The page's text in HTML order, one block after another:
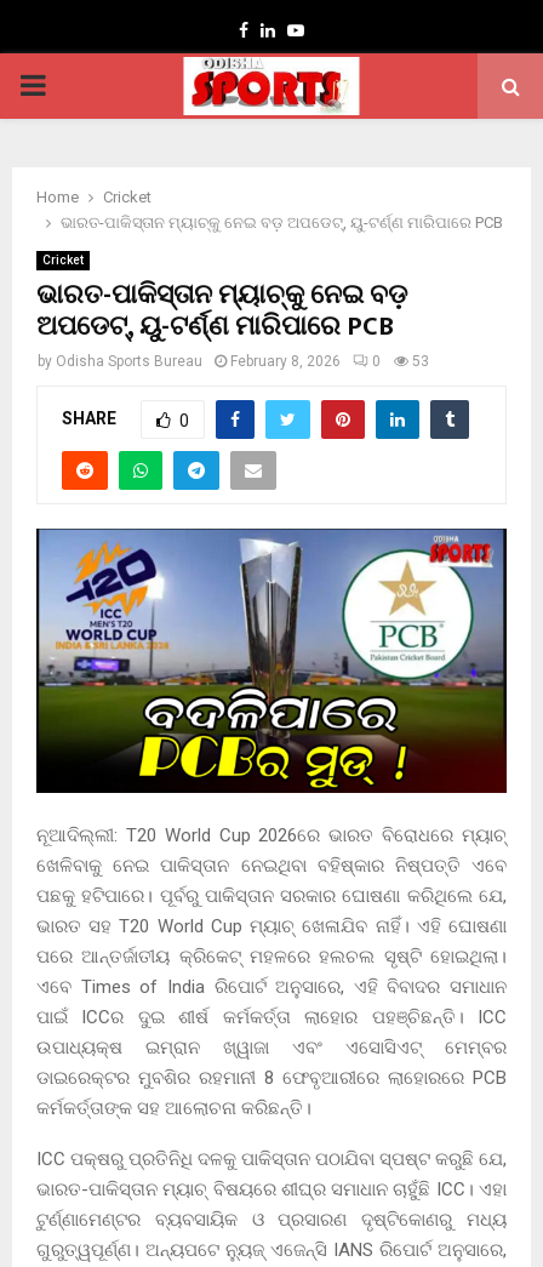
Facebook
LinkedinYoutube
PRIMARY
Home
Cricket
ଭାରତ-ପାକିସ୍ତାନ ମ୍ୟାଚ୍‌କୁ ନେଇ ବଡ଼ ଅପଡେଟ୍, ୟୁ-ଟର୍ଣ୍ଣ ମାରିପାରେ PCB
Cricket
ଭାରତ-ପାକିସ୍ତାନ ମ୍ୟାଚ୍‌କୁ ନେଇ ବଡ଼
ଅପଡେଟ୍, ୟୁ-ଟର୍ଣ୍ଣ ମାରିପାରେ PCB
by Odisha Sports Bureau February 8, 2026 0 53
SHARE 0
ନୂଆଦିଲ୍ଲୀ: T20 World Cup 2026ରେ ଭାରତ ବିରୋଧରେ ମ୍ୟାଚ୍
ଖେଳିବାକୁ ନେଇ ପାକିସ୍ତାନ ନେଇଥିବା ବହିଷ୍କାର ନିଷ୍ପତ୍ତି ଏବେ
ପଛକୁ ହଟିପାରେ। ପୂର୍ବରୁ ପାକିସ୍ତାନ ସରକାର ଘୋଷଣା କରିଥିଲେ ଯେ,
ଭାରତ ସହ T20 World Cup ମ୍ୟାଚ୍ ଖେଳାଯିବ ନାହିଁ। ଏହି ଘୋଷଣା
ପରେ ଆନ୍ତର୍ଜାତୀୟ କ୍ରିକେଟ୍ ମହଳରେ ହଲଚଲ ସୃଷ୍ଟି ହୋଇଥିଲା।
ଏବେ Times of India ରିପୋର୍ଟ ଅନୁସାରେ, ଏହି ବିବାଦର ସମାଧାନ
ପାଇଁ ICCର ଦୁଇ ଶୀର୍ଷ କର୍ମକର୍ତ୍ତା ଲାହୋର ପହଞ୍ଚିଛନ୍ତି। ICC
ଉପାଧ୍ୟକ୍ଷ ଇମ୍ରାନ ଖ୍ୱାଜା ଏବଂ ଏସୋସିଏଟ୍ ମେମ୍ବର
ଡାଇରେକ୍ଟର ମୁବଶିର ରହମାନୀ 8 ଫେବୃଆରୀରେ ଲାହୋରରେ PCB
କର୍ମକର୍ତ୍ତାଙ୍କ ସହ ଆଲୋଚନା କରିଛନ୍ତି।
ICC ପକ୍ଷରୁ ପ୍ରତିନିଧି ଦଳକୁ ପାକିସ୍ତାନ ପଠାଯିବା ସ୍ପଷ୍ଟ କରୁଛି ଯେ,
ଭାରତ-ପାକିସ୍ତାନ ମ୍ୟାଚ୍ ବିଷୟରେ ଶୀଘ୍ର ସମାଧାନ ଚାହୁଁଛି ICC। ଏହା
ଟୁର୍ଣ୍ଣାମେଣ୍ଟର ବ୍ୟବସାୟିକ ଓ ପ୍ରସାରଣ ଦୃଷ୍ଟିକୋଣରୁ ମଧ୍ୟ
ଗୁରୁତ୍ୱପୂର୍ଣ୍ଣ। ଅନ୍ୟପଟେ ନ୍ୟୁଜ୍ ଏଜେନ୍ସି IANS ରିପୋର୍ଟ ଅନୁସାରେ,